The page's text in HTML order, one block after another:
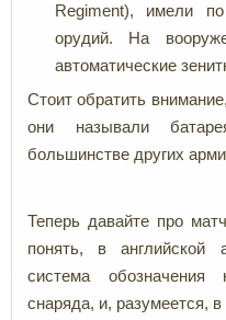
Regiment), имели
орудий. На
автоматические
Стоит обратить
они называли
большинстве других
Теперь давайте про
понять, в английской
система
снаряда, и, разумеется,